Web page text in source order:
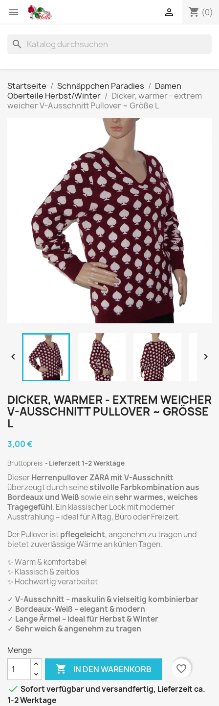
 shopping_cart (0)

search
Startseite Schnäppchen Paradies
Damen
Oberteile Herbst/Winter
Dicker, warmer - extrem
weicher V-Ausschnitt Pullover ~ Größe L
 
DICKER, WARMER - EXTREM WEICHER
V-AUSSCHNITT PULLOVER ~ GRÖSSE L
3,00 €
Bruttopreis Lieferzeit 1–2 Werktage
DieserHerrenpullover ZARA mit V-Ausschnitt
überzeugt durch seinestilvolle Farbkombination aus
Bordeaux und Weiß sowie einsehr warmes, weiches
Tragegefühl. Ein klassischer Look mit moderner
Ausstrahlung – ideal für Alltag, Büro oder Freizeit.
Der Pullover istpflegeleicht, angenehm zu tragen und
bietet zuverlässige Wärme an kühlen Tagen.
✨ Warm & komfortabel
✨ Klassisch & zeitlos
✨ Hochwertig verarbeitet
✓ V-Ausschnitt – maskulin & vielseitig kombinierbar
✓ Bordeaux-Weiß – elegant & modern
✓ Lange Ärmel – ideal für Herbst & Winter
✓ Sehr weich & angenehm zu tragen
Menge
 IN DEN WARENKORB
favorite_border
 Sofort verfügbar und versandfertig, Lieferzeit ca.
1-2 Werktage